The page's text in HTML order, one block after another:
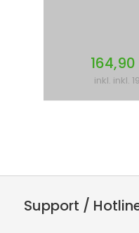
inkl. inkl.
Support /